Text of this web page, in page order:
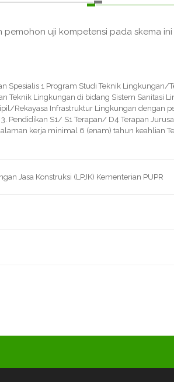
pemohon uji kompetensi pada skema
Spesialis 1 Program Studi Teknik
Lingkungan di bidang Sistem Sanitasi
Rekayasa Infrastruktur Lingkungan dengan
Pendidikan S1/ S1 Terapan/ D4 Terapan
kerja minimal 6 (enam) tahun keahlian
Jasa Konstruksi (LPJK) Kementerian PUPR